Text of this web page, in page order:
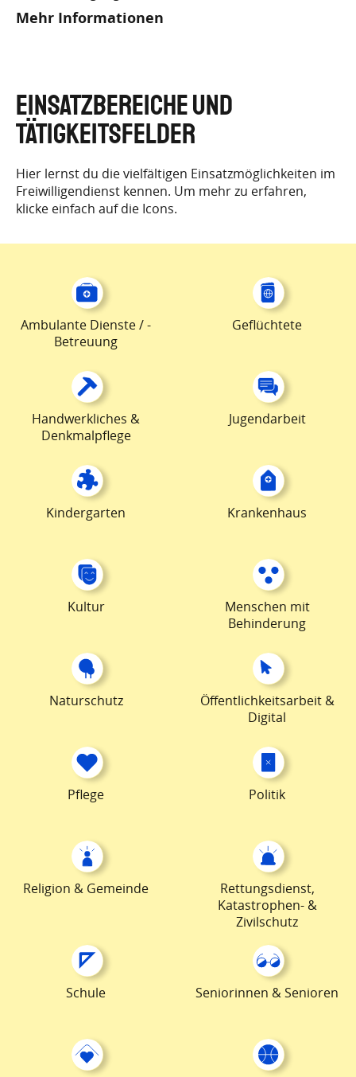
Mehr Informationen
EINSATZBEREICHE UND
TÄTIGKEITSFELDER
Hier lernst du die vielfältigen Einsatzmöglichkeiten im
Freiwilligendienst kennen. Um mehr zu erfahren,
klicke einfach auf die Icons.
Ambulante Dienste / -
Betreuung
Geflüchtete
Handwerkliches &
Denkmalpflege
Jugendarbeit
Kindergarten Krankenhaus
Kultur
Menschen mit
Behinderung
Naturschutz
Öffentlichkeitsarbeit &
Digital
Pflege Politik
Religion & Gemeinde
Rettungsdienst,
Katastrophen- &
Zivilschutz
Schule Seniorinnen & Senioren